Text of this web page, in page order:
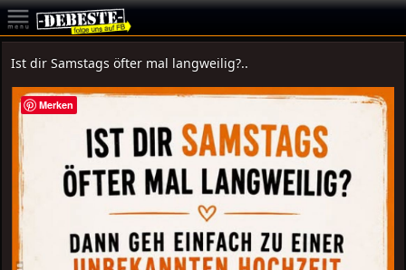
Ist dir Samstags öfter mal langweilig?..
Merken